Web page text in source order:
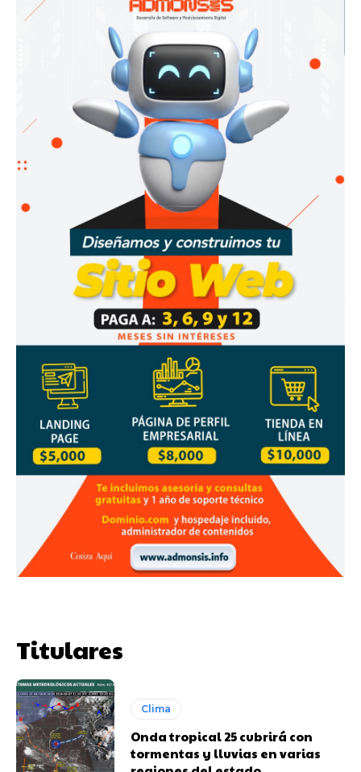
Titulares
Clima
Onda tropical 25 cubrirá con
tormentas y lluvias en varias